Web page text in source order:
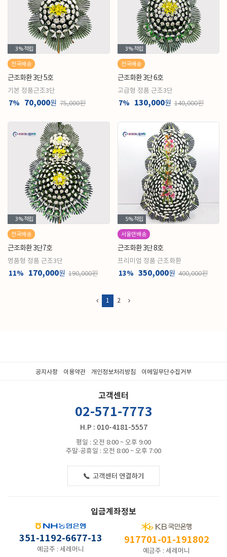
3%적립
전국배송
근조화환 3단 5호
기본 정품근조3단
7% 70,000원 75,000원
3%적립
전국배송
근조화환 3단 6호
고급형 정품 근조3단
7% 130,000원 140,000원
3%적립
전국배송
근조화환 3단7호
명품형 정품 근조3단
11% 170,000원 190,000원
5%적립
서울만배송
근조화환 3단 8호
프리미엄 정품 근조화환
13% 350,000원 400,000원
1 2
공지사항 이용약관 개인정보처리방침 이메일무단수집거부
고객센터
02-571-7773
H.P : 010-4181-5557
평일 : 오전 8:00 ~ 오후 9:00
주말·공휴일 : 오전 8:00 ~ 오후 7:00
입금계좌정보
351-1192-6677-13
예금주 : 세레머니
917701-01-191802
예금주 : 세레머니